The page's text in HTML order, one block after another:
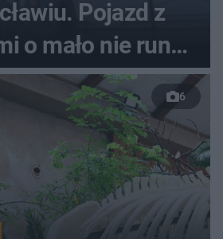
Pojazd z
o mało nie runął
do rzeki
6